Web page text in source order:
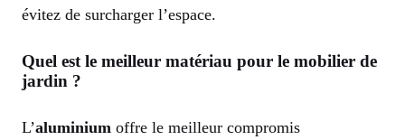
évitez de surcharger l’espace.
Quel est le meilleur matériau pour le mobilier de
jardin ?
L’aluminium offre le meilleur compromis